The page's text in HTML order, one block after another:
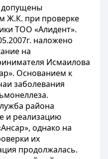
допущены
Ж.К. при проверке
ТОО «Алидент».
наложено
на
Исмаилова
Основанием к
заболевания
района
и реализацию
однако на
их
продолжалась.